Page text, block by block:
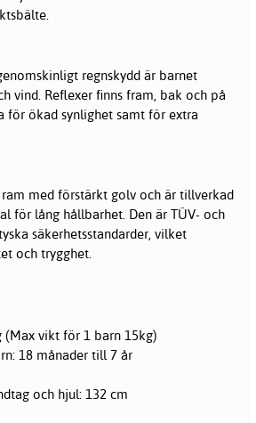
regnskydd är barnet
vind. Reflexer finns fram, bak och på
för ökad synlighet samt för extra
med förstärkt golv och är tillverkad
för lång hållbarhet. Den är TÜV- och
säkerhetsstandarder, vilket
och trygghet.
(Max vikt för 1 barn 15kg)
18 månader till 7 år
och hjul: 132 cm